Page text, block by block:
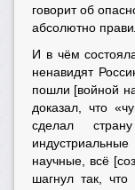
говорит об
абсолютно
И в чём
ненавидят
пошли [войной
доказал, что
сделал
научные, всё
шагнул так,